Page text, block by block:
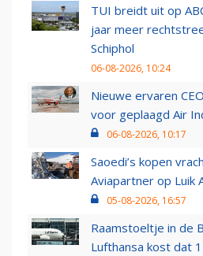
TUI breidt uit op
jaar meer
Schiphol
06-08-2026, 10:24
Nieuwe ervaren
voor geplaagd Air
06-08-2026, 10:17
Saoedi’s kopen
Aviapartner op Luik
05-08-2026, 16:57
Raamstoeltje in de
Lufthansa kost dat